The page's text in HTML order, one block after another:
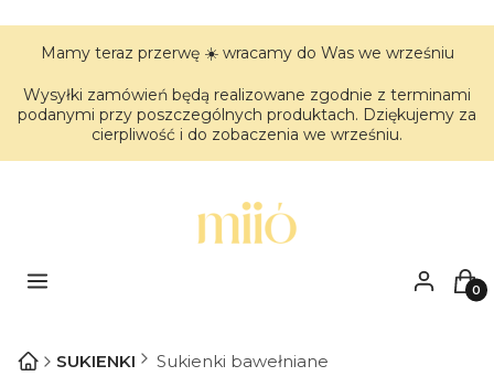
Mamy teraz przerwę ☀️ wracamy do Was we wrześniu
Wysyłki zamówień będą realizowane zgodnie z terminami
podanymi przy poszczególnych produktach. Dziękujemy za
cierpliwość i do zobaczenia we wrześniu.
Menu Zaloguj się
SUKIENKI Sukienki bawełniane